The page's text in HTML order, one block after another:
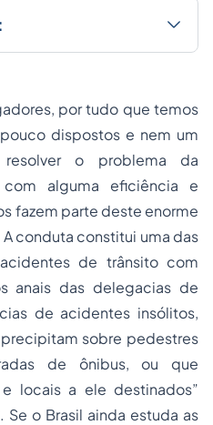
por tudo que temos
dispostos e nem um
o problema da
com alguma eficiência e
fazem parte deste enorme
conduta constitui uma das
de trânsito com
anais das delegacias de
de acidentes insólitos,
sobre pedestres
de ônibus, ou que
locais a ele destinados”
Se o Brasil ainda estuda as